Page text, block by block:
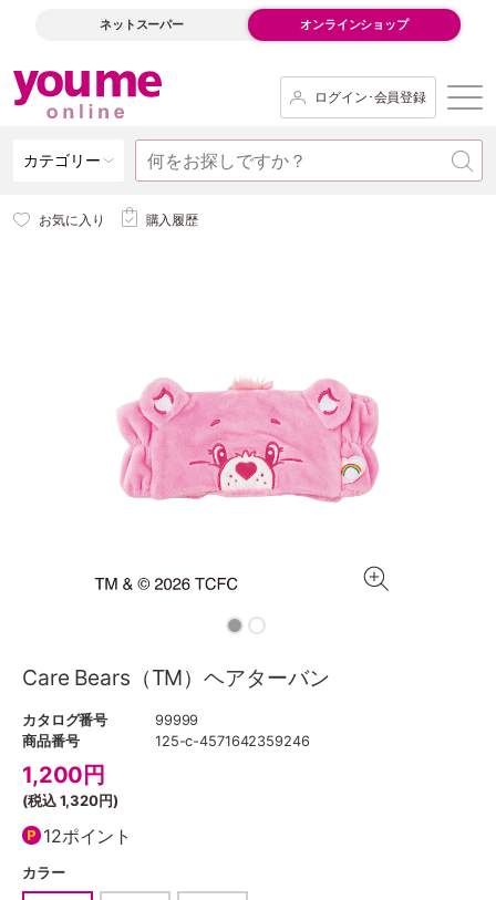
ネットスーパー オンラインショップ
ログイン･会員登録
カテゴリー
お気に入り 購入履歴
Care Bears（TM）ヘアターバン
カタログ番号
99999
商品番号
125-c-4571642359246
1,200 円
(税込1,320円)
12ポイント
カラー